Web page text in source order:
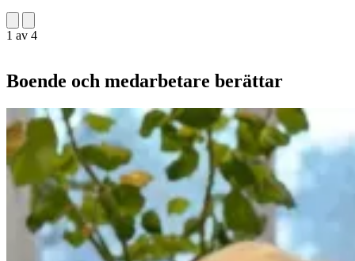
1 av 4
Boende och medarbetare berättar